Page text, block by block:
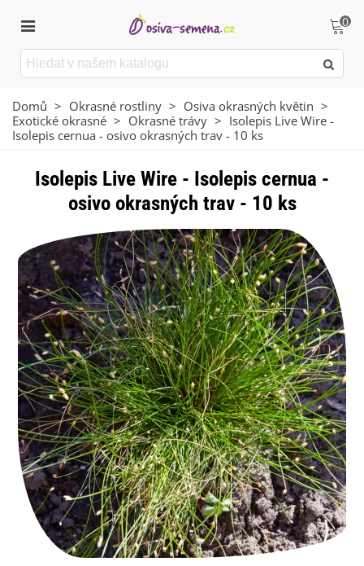
0
Domů > Okrasné rostliny > Osiva okrasných květin >
Exotické okrasné > Okrasné trávy > Isolepis Live Wire -
Isolepis cernua - osivo okrasných trav - 10 ks
Isolepis Live Wire - Isolepis cernua -
osivo okrasných trav - 10 ks